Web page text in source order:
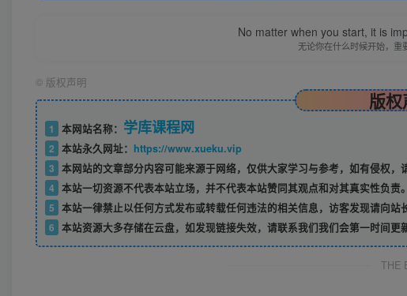
No matter when you start, it is
无论你在什么时候开始，重
© 版权声明
版
1 本网站名称： 学库课程网
2 本站永久网址： https://www.xueku.vip
3 本网站的文章部分内容可能来源于网络，仅供大家学习与参考，如有侵权，
4 本站一切资源不代表本站立场，并不代表本站赞同其观点和对其真实性负责。
5 本站一律禁止以任何方式发布或转载任何违法的相关信息，访客发现请向站
6 本站资源大多存储在云盘，如发现链接失效，请联系我们我们会第一时间更
THE